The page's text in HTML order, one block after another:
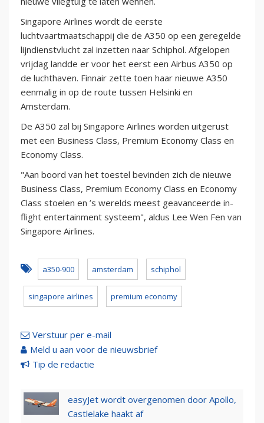
Singapore Airlines wordt de eerste
luchtvaartmaatschappij die de A350 op een geregelde
lijndienstvlucht zal inzetten naar Schiphol. Afgelopen
vrijdag landde er voor het eerst een Airbus A350 op
de luchthaven. Finnair zette toen haar nieuwe A350
eenmalig in op de route tussen Helsinki en
Amsterdam.
De A350 zal bij Singapore Airlines worden uitgerust
met een Business Class, Premium Economy Class en
Economy Class.
"Aan boord van het toestel bevinden zich de nieuwe
Business Class, Premium Economy Class en Economy
Class stoelen en ’s werelds meest geavanceerde in-
flight entertainment systeem", aldus Lee Wen Fen van
Singapore Airlines.
a350-900 amsterdam schiphol
singapore airlines premium economy
Verstuur per e-mail
Meld u aan voor de nieuwsbrief
Tip de redactie
easyJet wordt overgenomen door Apollo,
Castlelake haakt af